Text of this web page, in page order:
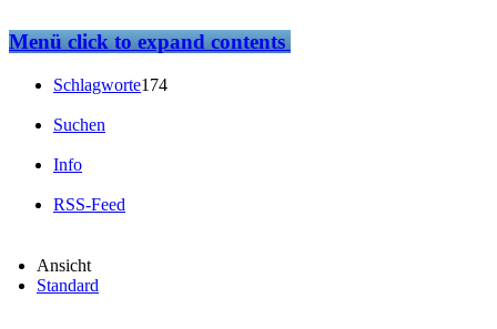
Menüclick to expand contents
Schlagworte174
Suchen
Info
RSS-Feed
Ansicht
Standard